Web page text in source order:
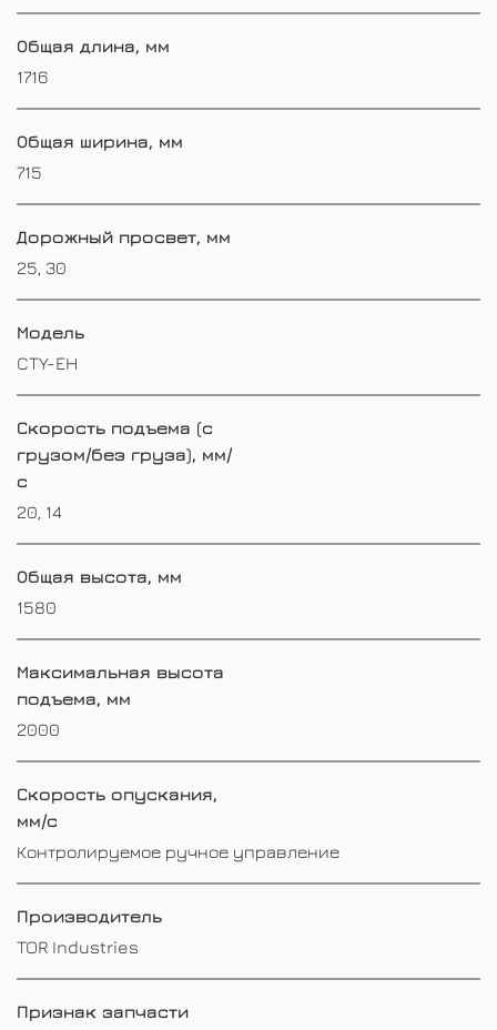
Общая длина, мм
1716
Общая ширина, мм
715
Дорожный просвет, мм
25, 30
Модель
CTY-EH
Скорость подъема (с
грузом/без груза), мм/
с
20, 14
Общая высота, мм
1580
Максимальная высота
подъема, мм
2000
Скорость опускания,
мм/с
Контролируемое ручное управление
Производитель
TOR Industries
Признак запчасти